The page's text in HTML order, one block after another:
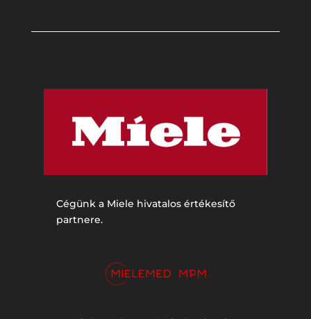
Cégünk a Miele hivatalos értékesítő
partnere.